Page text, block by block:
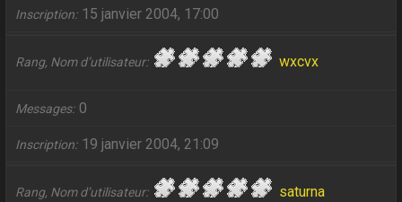
Inscription 15 janvier 2004, 17:00
Rang, Nom d’utilisateur wxcvx
Messages 0
Inscription 19 janvier 2004, 21:09
Rang, Nom d’utilisateur saturna